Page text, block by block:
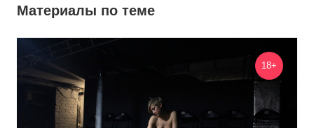
Материалы по теме
18+